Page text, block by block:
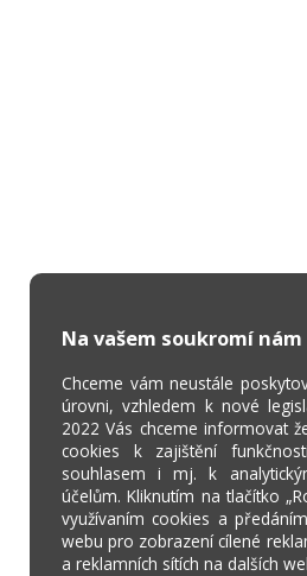
Na vašem soukromí
Chceme vám neustále
úrovni, vzhledem k nové
2022 Vás chceme informovat
cookies k zajištění
souhlasem i mj. k
účelům. Kliknutím na tlačítko
využívaním cookies a
webu pro zobrazení cílené
a reklamních sítích na dalších